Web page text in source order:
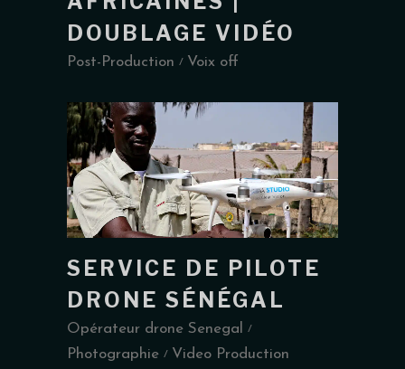
DOUBLAGE VIDÉO
Post-Production Voix off
SERVICE DE PILOTE
DRONE SÉNÉGAL
Opérateur drone Senegal
Photographie
Video Production